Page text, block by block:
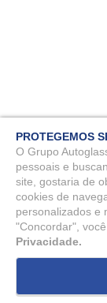
PROTEGEMOS
O Grupo
pessoais e
site, gostaria de
cookies de
personalizados e
"Concordar",
Privacidade.